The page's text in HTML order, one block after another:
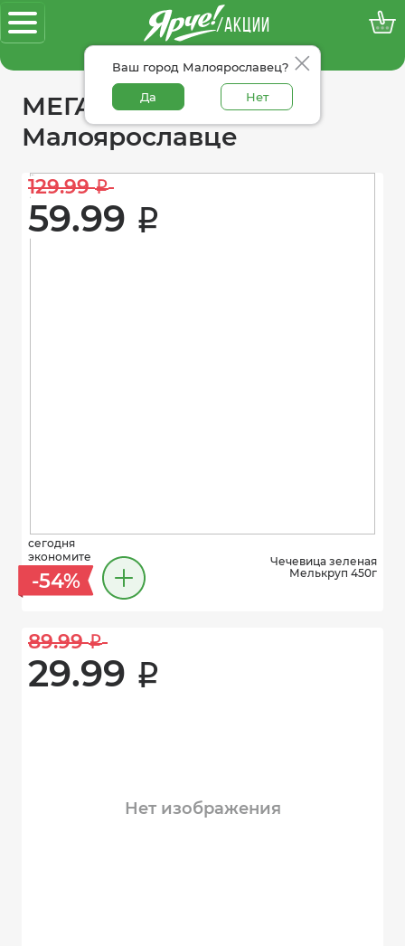
/АКЦИИ
Ваш город Малоярославец?
Да Нет
100% достоверные акции
МЕГАакции «Ярче!» в
Малоярославце
129.99 i
59.99 i
сегодня
экономите
-54%
Чечевица зеленая
Мелькруп 450г
89.99 i
29.99 i
Нет изображения